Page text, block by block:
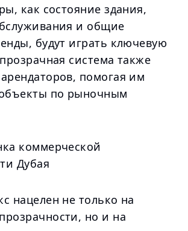
как состояние здания,
и общие
будут играть ключевую
система также
помогая им
по рыночным
коммерческой
Дубая
нацелен не только на
но и на